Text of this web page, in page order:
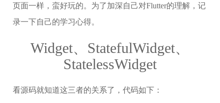
页面一样，蛮好玩的。为了加深自己对Flutter的理解，记
录一下自己的学习心得。
Widget、StatefulWidget、
StatelessWidget
看源码就知道这三者的关系了，代码如下：